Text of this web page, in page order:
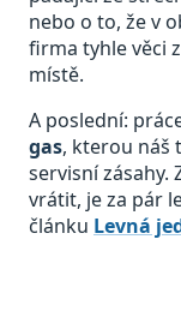
nebo o to, že v
firma tyhle věci
místě.
A poslední:
gas, kterou náš
servisní zásahy.
vrátit, je za pár
článku Levná